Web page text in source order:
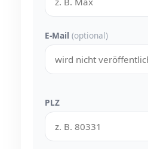
E-Mail (optional)
PLZ